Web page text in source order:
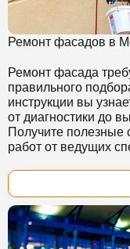
Ремонт фасадов в
Ремонт фасада
правильного
инструкции вы
от диагностики до
Получите полезные
работ от ведущих